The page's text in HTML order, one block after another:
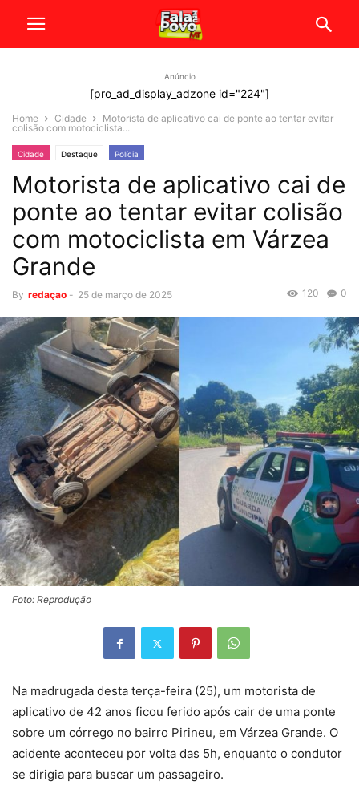
Anúncio
[pro_ad_display_adzone id="224"]
Home Cidade
Motorista de aplicativo cai de ponte ao tentar evitar
colisão com motociclista...
Cidade Destaque Polícia
Motorista de aplicativo cai de
ponte ao tentar evitar colisão
com motociclista em Várzea
Grande
By redaçao - 25 de março de 2025 0
120
Foto: Reprodução
Na madrugada desta terça-feira (25), um motorista de
aplicativo de 42 anos ficou ferido após cair de uma ponte
sobre um córrego no bairro Pirineu, em Várzea Grande. O
acidente aconteceu por volta das 5h, enquanto o condutor
se dirigia para buscar um passageiro.